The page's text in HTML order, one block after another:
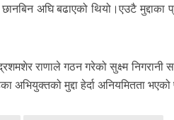
अघि बढाएको थियो।एउटै
राणाले गठन गरेको सुक्ष्म
मुद्दा हेर्दा अनियमितता भएको